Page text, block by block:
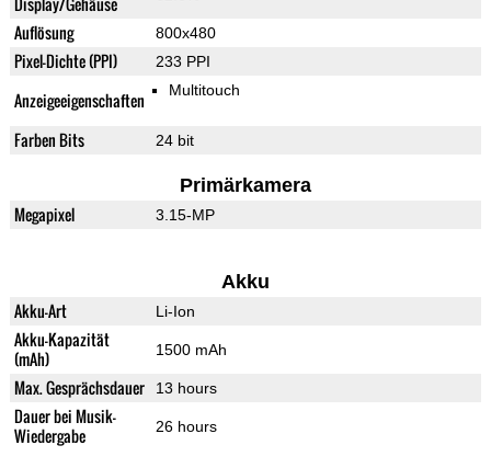
Auflösung 800x480
Pixel-Dichte (PPI) 233 PPI
Anzeigeeigenschaften Multitouch
Farben Bits 24 bit
Primärkamera
Megapixel 3.15-MP
Akku
Akku-Art Li-Ion
Akku-Kapazität
(mAh)
1500 mAh
Max. Gesprächsdauer 13 hours
Dauer bei Musik-
Wiedergabe
26 hours